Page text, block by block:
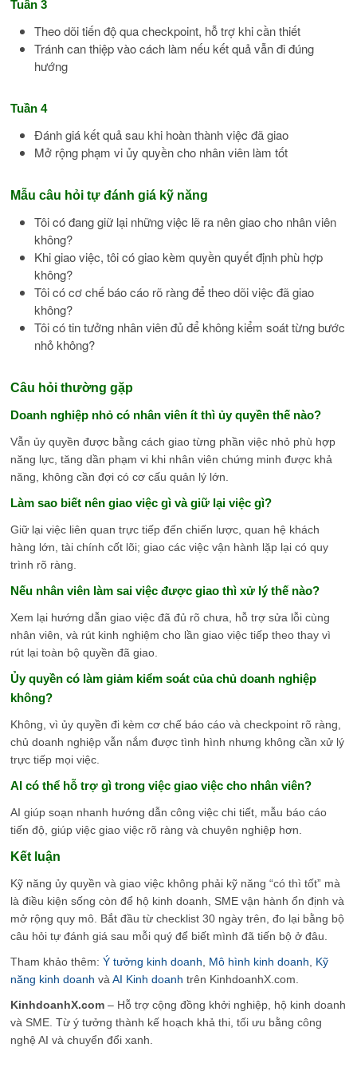
Tuần 3
Theo dõi tiến độ qua checkpoint, hỗ trợ khi cần thiết
Tránh can thiệp vào cách làm nếu kết quả vẫn đi đúng
hướng
Tuần 4
Đánh giá kết quả sau khi hoàn thành việc đã giao
Mở rộng phạm vi ủy quyền cho nhân viên làm tốt
Mẫu câu hỏi tự đánh giá kỹ năng
Tôi có đang giữ lại những việc lẽ ra nên giao cho nhân viên
không?
Khi giao việc, tôi có giao kèm quyền quyết định phù hợp
không?
Tôi có cơ chế báo cáo rõ ràng để theo dõi việc đã giao
không?
Tôi có tin tưởng nhân viên đủ để không kiểm soát từng bước
nhỏ không?
Câu hỏi thường gặp
Doanh nghiệp nhỏ có nhân viên ít thì ủy quyền thế nào?
Vẫn ủy quyền được bằng cách giao từng phần việc nhỏ phù hợp
năng lực, tăng dần phạm vi khi nhân viên chứng minh được khả
năng, không cần đợi có cơ cấu quản lý lớn.
Làm sao biết nên giao việc gì và giữ lại việc gì?
Giữ lại việc liên quan trực tiếp đến chiến lược, quan hệ khách
hàng lớn, tài chính cốt lõi; giao các việc vận hành lặp lại có quy
trình rõ ràng.
Nếu nhân viên làm sai việc được giao thì xử lý thế nào?
Xem lại hướng dẫn giao việc đã đủ rõ chưa, hỗ trợ sửa lỗi cùng
nhân viên, và rút kinh nghiệm cho lần giao việc tiếp theo thay vì
rút lại toàn bộ quyền đã giao.
Ủy quyền có làm giảm kiểm soát của chủ doanh nghiệp
không?
Không, vì ủy quyền đi kèm cơ chế báo cáo và checkpoint rõ ràng,
chủ doanh nghiệp vẫn nắm được tình hình nhưng không cần xử lý
trực tiếp mọi việc.
AI có thể hỗ trợ gì trong việc giao việc cho nhân viên?
AI giúp soạn nhanh hướng dẫn công việc chi tiết, mẫu báo cáo
tiến độ, giúp việc giao việc rõ ràng và chuyên nghiệp hơn.
Kết luận
Kỹ năng ủy quyền và giao việc không phải kỹ năng “có thì tốt” mà
là điều kiện sống còn để hộ kinh doanh, SME vận hành ổn định và
mở rộng quy mô. Bắt đầu từ checklist 30 ngày trên, đo lại bằng bộ
câu hỏi tự đánh giá sau mỗi quý để biết mình đã tiến bộ ở đâu.
Tham khảo thêm:Ý tưởng kinh doanh Mô hình kinh doanh
Kỹ
năng kinh doanh vàAI Kinh doanh trên KinhdoanhX.com.
KinhdoanhX.com – Hỗ trợ cộng đồng khởi nghiệp, hộ kinh doanh
và SME. Từ ý tưởng thành kế hoạch khả thi, tối ưu bằng công
nghệ AI và chuyển đổi xanh.